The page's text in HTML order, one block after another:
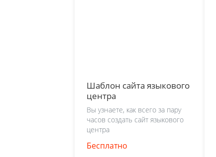
Шаблон сайта языкового
центра
Вы узнаете, как всего за пару
часов создать сайт языкового
центра
Бесплатно